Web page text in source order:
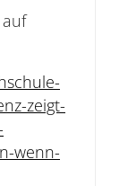
zeigt-
wenn-